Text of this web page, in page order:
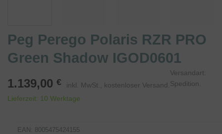
Peg Perego Polaris RZR PRO
Green Shadow IGOD0601
1.139,00 € inkl. MwSt., kostenloser Versand. Spedition
Lieferzeit: 10 Werktage
EAN: 8005475424155